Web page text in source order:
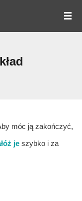
móc ją zakończyć,
je szybko i za